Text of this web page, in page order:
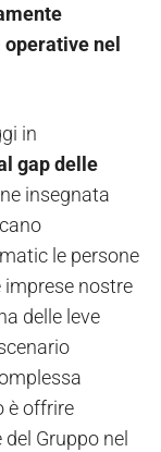
nel
in
gap delle
insegnata
le persone
imprese nostre
delle leve
è offrire
Gruppo nel